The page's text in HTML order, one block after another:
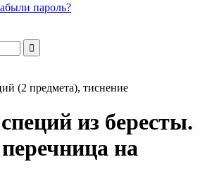
пароль?
(2 предмета), тиснение
из бересты.
на